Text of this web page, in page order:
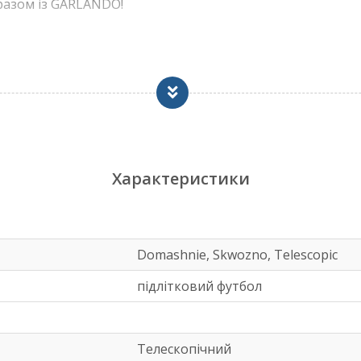
із GARLANDO!
або синій
у трьох позиціях)
на сталевих підшипниках
EN71 забезпечуючи відповідну якість виконання та
Характеристики
Domashnie, Skwozno, Telescopic
підлітковий футбол
Телескопічний